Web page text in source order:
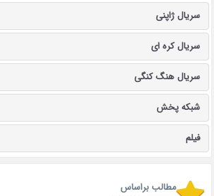
سریال ژاپنی
سریال کره ای
سریال هنگ کنگی
شبکه پخش
فیلم
مطالب براساس